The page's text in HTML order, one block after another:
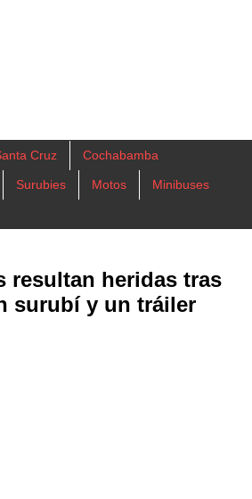
Cruz Cochabamba
Surubies Motos Minibuses
resultan heridas tras
surubí y un tráiler